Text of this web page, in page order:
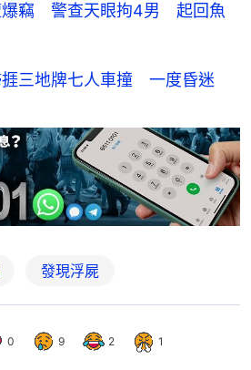
爆竊 警查天眼拘4男 起回魚
捱三地牌七人車撞 一度昏迷
發現浮屍
0 9 2 1